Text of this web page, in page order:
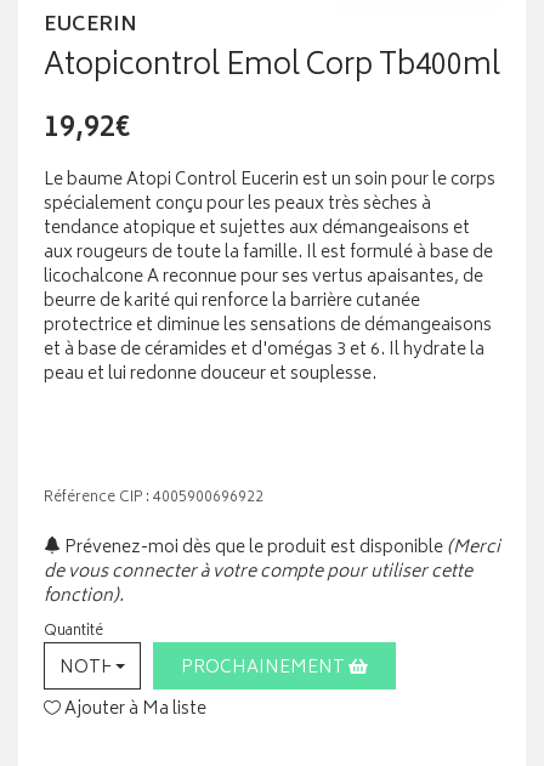
EUCERIN
Atopicontrol Emol Corp Tb400ml
19,92€
Le baume Atopi Control Eucerin est un soin pour le corps
spécialement conçu pour les peaux très sèches à
tendance atopique et sujettes aux démangeaisons et
aux rougeurs de toute la famille. Il est formulé à base de
licochalcone A reconnue pour ses vertus apaisantes, de
beurre de karité qui renforce la barrière cutanée
protectrice et diminue les sensations de démangeaisons
et à base de céramides et d'omégas 3 et 6. Il hydrate la
peau et lui redonne douceur et souplesse.
Référence CIP : 4005900696922
Prévenez-moi dès que le produit est disponible(Merci
de vous connecter à votre compte pour utiliser cette
fonction).
Quantité
NOTHING SELECTEDPROCHAINEMENT
Ajouter à Ma liste